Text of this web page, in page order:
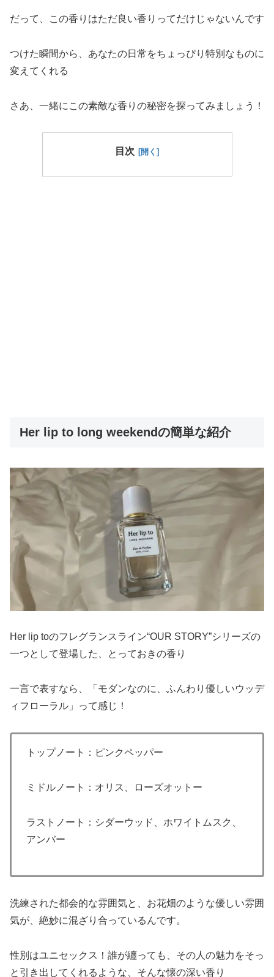
だって、この香りはただ良い香りってだけじゃないんです
つけた瞬間から、あなたの日常をちょっぴり特別なものに
変えてくれる
さあ、一緒にこの素敵な香りの秘密を探ってみましょう！
目次
Her lip to long weekendの簡単な紹介
Her lip toのフレグランスライン“OUR STORY”シリーズの
一つとして登場した、とっておきの香り
一言で表すなら、「モダンなのに、ふんわり優しいウッデ
ィフローラル」って感じ！
トップノート：ピンクペッパー
ミドルノート：オリス、ローズオットー
ラストノート：シダーウッド、ホワイトムスク、
アンバー
洗練された都会的な雰囲気と、お花畑のような優しい雰囲
気が、絶妙に混ざり合っているんです。
性別はユニセックス！誰が纏っても、その人の魅力をそっ
と引き出してくれるような、そんな懐の深い香り